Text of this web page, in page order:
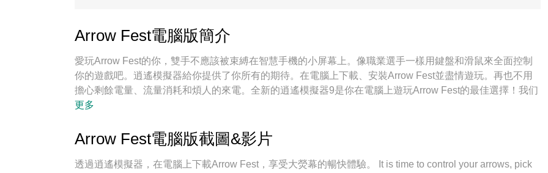
Arrow Fest電腦版簡介
愛玩Arrow Fest的你，雙手不應該被束縛在智慧手機的小屏幕上。像職業選手一樣用鍵盤和滑鼠來全面控制
你的遊戲吧。逍遙模擬器給你提供了你所有的期待。在電腦上下載、安裝Arrow Fest並盡情遊玩。再也不用
擔心剩餘電量、流量消耗和煩人的來電。全新的逍遙模擬器9是你在電腦上遊玩Arrow Fest的最佳選擇！我们
用心準備，完美的按鍵映射系統讓Arrow Fest宛如電腦遊戲；我們，用嫻熟的技術編程，逍遙多開器讓所有
玩，更在意如何讓你享受遊玩的樂趣！
更多
Arrow Fest電腦版截圖&影片
透過逍遙模擬器，在電腦上下載Arrow Fest，享受大熒幕的暢快體驗。 It is time to control your arrows, pick